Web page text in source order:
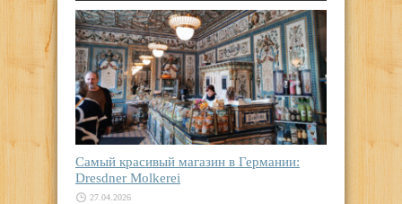
Самый красивый магазин в Германии:
Dresdner Molkerei
27.04.2026